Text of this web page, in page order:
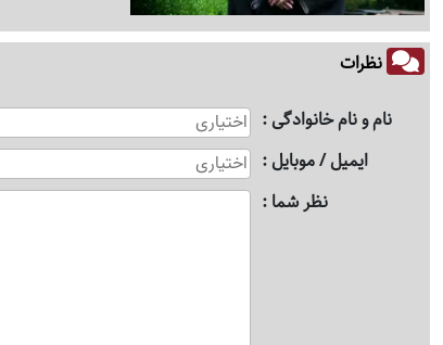
نظرات
نام و نام خانوادگی
ایمیل / موبایل
نظر شما